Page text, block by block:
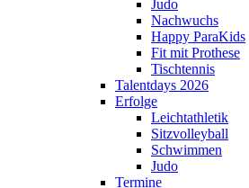
Judo
Nachwuchs
Happy ParaKids
Fit mit Prothese
Tischtennis
Talentdays 2026
Erfolge
Leichtathletik
Sitzvolleyball
Schwimmen
Judo
Termine